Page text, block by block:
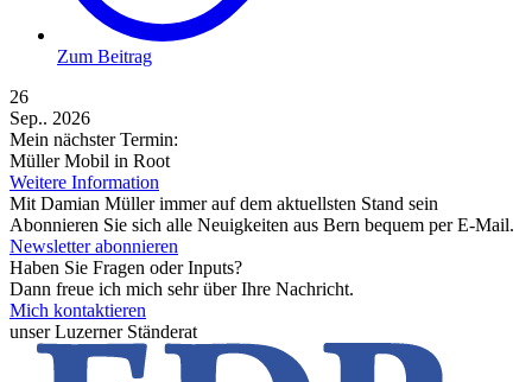
Zum Beitrag
26
Sep.. 2026
Mein nächster Termin:
Müller Mobil in Root
Weitere Information
Mit Damian Müller immer auf dem aktuellsten Stand sein
Abonnieren Sie sich alle Neuigkeiten aus Bern bequem per E-Mail.
Newsletter abonnieren
Haben Sie Fragen oder Inputs?
Dann freue ich mich sehr über Ihre Nachricht.
Mich kontaktieren
unser Luzerner Ständerat